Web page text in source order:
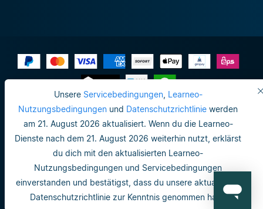
Unsere Servicebedingungen, Learneo-
Nutzungsbedingungen und Datenschutzrichtlinie werden
am 21. August 2026 aktualisiert. Wenn du die Learneo-
Dienste nach dem 21. August 2026 weiterhin nutzt, erklärst
du dich mit den aktualisierten Learneo-
Nutzungsbedingungen und Servicebedingungen
einverstanden und bestätigst, dass du unsere aktualisierte
Datenschutzrichtlinie zur Kenntnis genommen hast.
Impressum
Datenschutzrichtlinie
Do not sell or share my personal info
Nutzungsbedingungen
Datenschutzrichtlinie